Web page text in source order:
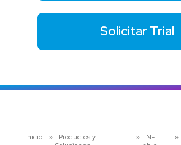
Solicitar Trial
Inicio »
Productos y
»
N-
»